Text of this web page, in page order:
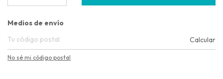
Entregas para el CP:
Medios de envío
Calcular
No sé mi código postal